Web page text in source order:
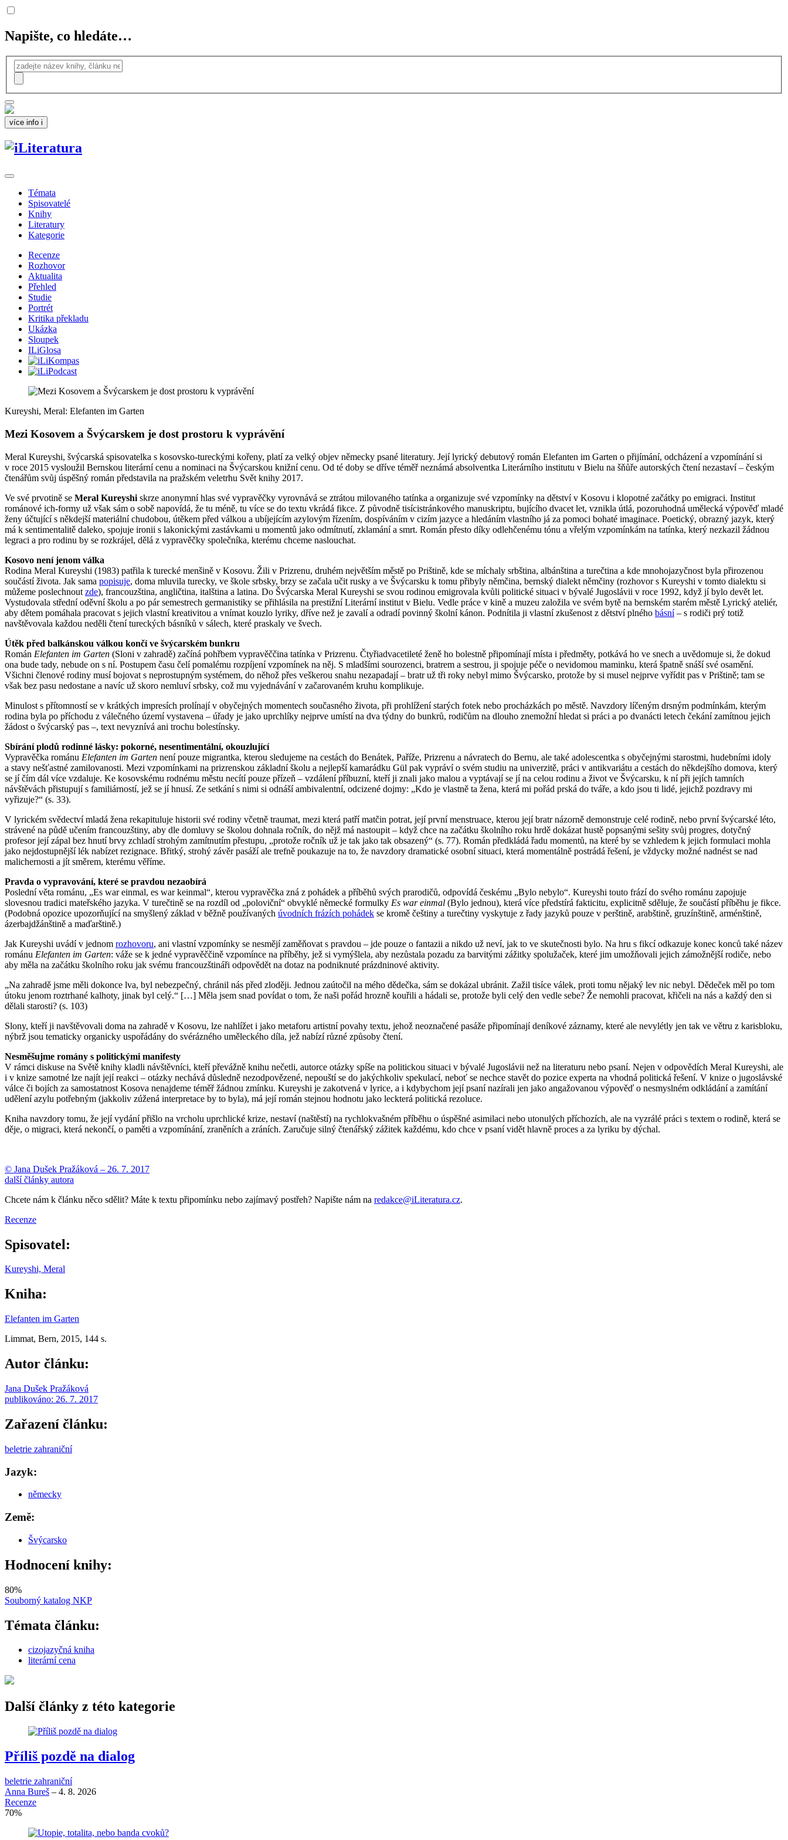
Napište, co hledáte…
více info i
Témata
Spisovatelé
Knihy
Literatury
Kategorie
Recenze
Rozhovor
Aktualita
Přehled
Studie
Portrét
Kritika překladu
Ukázka
Sloupek
ILiGlosa
Kureyshi, Meral: Elefanten im Garten
Mezi Kosovem a Švýcarskem je dost prostoru k vyprávění
Meral Kureyshi, švýcarská spisovatelka s kosovsko-tureckými kořeny, platí za velký objev německy psané literatury. Její lyrický debutový román Elefanten im Garten o přijímání, odcházení a vzpomínání si
v roce 2015 vysloužil Bernskou literární cenu a nominaci na Švýcarskou knižní cenu. Od té doby se dříve téměř neznámá absolventka Literárního institutu v Bielu na šňůře autorských čtení nezastaví – českým
čtenářům svůj úspěšný román představila na pražském veletrhu Svět knihy 2017.
Ve své prvotině se Meral Kureyshi skrze anonymní hlas své vypravěčky vyrovnává se ztrátou milovaného tatínka a organizuje své vzpomínky na dětství v Kosovu i klopotné začátky po emigraci. Institut
románové ich-formy už však sám o sobě napovídá, že tu méně, tu více se do textu vkrádá fikce. Z původně tisícistránkového manuskriptu, bujícího dvacet let, vznikla útlá, pozoruhodná umělecká výpověď mladé
ženy účtující s někdejší materiální chudobou, útěkem před válkou a ubíjejícím azylovým řízením, dospíváním v cizím jazyce a hledáním vlastního já za pomoci bohaté imaginace. Poetický, obrazný jazyk, který
má k sentimentalitě daleko, spojuje ironii s lakonickými zastávkami u momentů jako odmítnutí, zklamání a smrt. Román přesto díky odlehčenému tónu a vřelým vzpomínkám na tatínka, který nezkazil žádnou
legraci a pro rodinu by se rozkrájel, dělá z vypravěčky společníka, kterému chceme naslouchat.
Kosovo není jenom válka
Rodina Meral Kureyshi (1983) patřila k turecké menšině v Kosovu. Žili v Prizrenu, druhém největším městě po Prištině, kde se míchaly srbština, albánština a turečtina a kde mnohojazyčnost byla přirozenou
součástí života. Jak sama popisuje, doma mluvila turecky, ve škole srbsky, brzy se začala učit rusky a ve Švýcarsku k tomu přibyly němčina, bernský dialekt němčiny (rozhovor s Kureyshi v tomto dialektu si
můžeme poslechnout zde), francouzština, angličtina, italština a latina. Do Švýcarska Meral Kureyshi se svou rodinou emigrovala kvůli politické situaci v bývalé Jugoslávii v roce 1992, když jí bylo devět let.
Vystudovala střední oděvní školu a po pár semestrech germanistiky se přihlásila na prestižní Literární institut v Bielu. Vedle práce v kině a muzeu založila ve svém bytě na bernském starém městě Lyrický ateliér,
aby dětem pomáhala pracovat s jejich vlastní kreativitou a vnímat kouzlo lyriky, dříve než je zavalí a odradí povinný školní kánon. Podnítila ji vlastní zkušenost z dětství plného básní– s rodiči prý totiž
navštěvovala každou neděli čtení tureckých básníků v sálech, které praskaly ve švech.
Útěk před balkánskou válkou končí ve švýcarském bunkru
Román Elefanten im Garten (Sloni v zahradě) začíná pohřbem vypravěččina tatínka v Prizrenu. Čtyřiadvacetileté ženě ho bolestně připomínají místa i předměty, potkává ho ve snech a uvědomuje si, že dokud
ona bude tady, nebude on s ní. Postupem času čelí pomalému rozpíjení vzpomínek na něj. S mladšími sourozenci, bratrem a sestrou, ji spojuje péče o nevidomou maminku, která špatně snáší své osamění.
Všichni členové rodiny musí bojovat s neprostupným systémem, do něhož přes veškerou snahu nezapadají – bratr už tři roky nebyl mimo Švýcarsko, protože by si musel nejprve vyřídit pas v Prištině; tam se
však bez pasu nedostane a navíc už skoro nemluví srbsky, což mu vyjednávání v začarovaném kruhu komplikuje.
Minulost s přítomností se v krátkých impresích prolínají v obyčejných momentech současného života, při prohlížení starých fotek nebo procházkách po městě. Navzdory líčeným drsným podmínkám, kterým
rodina byla po příchodu z válečného území vystavena – úřady je jako uprchlíky nejprve umístí na dva týdny do bunkrů, rodičům na dlouho znemožní hledat si práci a po dvanácti letech čekání zamítnou jejich
žádost o švýcarský pas –, text nevyznívá ani trochu bolestínsky.
Sbírání plodů rodinné lásky: pokorné, nesentimentální, okouzlující
Vypravěčka románu Elefanten im Garten není pouze migrantka, kterou sledujeme na cestách do Benátek, Paříže, Prizrenu a návratech do Bernu, ale také adolescentka s obyčejnými starostmi, hudebními idoly
a stavy nešťastné zamilovanosti. Mezi vzpomínkami na prizrenskou základní školu a nejlepší kamarádku Gül pak vypráví o svém studiu na univerzitě, práci v antikvariátu a cestách do někdejšího domova, který
se jí čím dál více vzdaluje. Ke kosovskému rodnému městu necítí pouze přízeň – vzdálení příbuzní, kteří ji znali jako malou a vyptávají se jí na celou rodinu a život ve Švýcarsku, k ní při jejích tamních
návštěvách přistupují s familiárností, jež se jí hnusí. Ze setkání s nimi si odnáší ambivalentní, odcizené dojmy: „Kdo je vlastně ta žena, která mi pořád prská do tváře, a kdo jsou ti lidé, jejichž pozdravy mi
vyřizuje?“ (s. 33).
V lyrickém svědectví mladá žena rekapituluje historii své rodiny včetně traumat, mezi která patří matčin potrat, její první menstruace, kterou její bratr názorně demonstruje celé rodině, nebo první švýcarské léto,
strávené na půdě učením francouzštiny, aby dle domluvy se školou dohnala ročník, do nějž má nastoupit – když chce na začátku školního roku hrdě dokázat hustě popsanými sešity svůj progres, dotyčný
profesor její zápal bez hnutí brvy zchladí strohým zamítnutím přestupu, „protože ročník už je tak jako tak obsazený“ (s. 77). Román předkládá řadu momentů, na které by se vzhledem k jejich formulaci mohla
jako nejdostupnější lék nabízet rezignace. Břitký, strohý závěr pasáží ale trefně poukazuje na to, že navzdory dramatické osobní situaci, která momentálně postrádá řešení, je vždycky možné nadnést se nad
malichernosti a jít směrem, kterému věříme.
Pravda o vypravování, které se pravdou nezaobírá
Poslední věta románu, „Es war einmal, es war keinmal“, kterou vypravěčka zná z pohádek a příběhů svých prarodičů, odpovídá českému „Bylo nebylo“. Kureyshi touto frází do svého románu zapojuje
slovesnou tradici mateřského jazyka. V turečtině se na rozdíl od „poloviční“ obvyklé německé formulky Es war einmal (Bylo jednou), která více předstírá fakticitu, explicitně sděluje, že součástí příběhu je fikce.
(Podobná opozice upozorňující na smyšlený základ v běžně používaných úvodních frázích pohádek se kromě češtiny a turečtiny vyskytuje z řady jazyků pouze v perštině, arabštině, gruzínštině, arménštině,
ázerbajdžánštině a maďarštině.)
Jak Kureyshi uvádí v jednom rozhovoru, ani vlastní vzpomínky se nesmějí zaměňovat s pravdou – jde pouze o fantazii a nikdo už neví, jak to ve skutečnosti bylo. Na hru s fikcí odkazuje konec konců také název
románu Elefanten im Garten: váže se k jedné vypravěččině vzpomínce na příběhy, jež si vymýšlela, aby nezůstala pozadu za barvitými zážitky spolužaček, které jim umožňovali jejich zámožnější rodiče, nebo
aby měla na začátku školního roku jak svému francouzštináři odpovědět na dotaz na podniknuté prázdninové aktivity.
„Na zahradě jsme měli dokonce lva, byl nebezpečný, chránil nás před zloději. Jednou zaútočil na mého dědečka, sám se dokázal ubránit. Zažil tisíce válek, proti tomu nějaký lev nic nebyl. Dědeček měl po tom
útoku jenom roztrhané kalhoty, jinak byl celý.“ […] Měla jsem snad povídat o tom, že naši pořád hrozně kouřili a hádali se, protože byli celý den vedle sebe? Že nemohli pracovat, křičeli na nás a každý den si
dělali starosti? (s. 103)
Slony, kteří ji navštěvovali doma na zahradě v Kosovu, lze nahlížet i jako metaforu artistní povahy textu, jehož neoznačené pasáže připomínají deníkové záznamy, které ale nevylétly jen tak ve větru z karisbloku,
nýbrž jsou tematicky organicky uspořádány do svérázného uměleckého díla, jež nabízí různé způsoby čtení.
Nesměšujme romány s politickými manifesty
V rámci diskuse na Světě knihy kladli návštěvníci, kteří převážně knihu nečetli, autorce otázky spíše na politickou situaci v bývalé Jugoslávii než na literaturu nebo psaní. Nejen v odpovědích Meral Kureyshi, ale
i v knize samotné lze najít její reakci – otázky nechává důsledně nezodpovězené, nepouští se do jakýchkoliv spekulací, neboť se nechce stavět do pozice experta na vhodná politická řešení. V knize o jugoslávské
válce či bojích za samostatnost Kosova nenajdeme téměř žádnou zmínku. Kureyshi je zakotvená v lyrice, a i kdybychom její psaní nazírali jen jako angažovanou výpověď o nesmyslném odkládání a zamítání
udělení azylu potřebným (jakkoliv zúžená interpretace by to byla), má její román stejnou hodnotu jako leckterá politická rezoluce.
Kniha navzdory tomu, že její vydání přišlo na vrcholu uprchlické krize, nestaví (naštěstí) na rychlokvašném příběhu o úspěšné asimilaci nebo utonulých příchozích, ale na vyzrálé práci s textem o rodině, která se
děje, o migraci, která nekončí, o paměti a vzpomínání, zraněních a zráních. Zaručuje silný čtenářský zážitek každému, kdo chce v psaní vidět hlavně proces a za lyriku by dýchal.
© Jana Dušek Pražáková – 26. 7. 2017
další články autora
Chcete nám k článku něco sdělit? Máte k textu připomínku nebo zajímavý postřeh? Napište nám na redakce@iLiteratura.cz.
Recenze
Spisovatel:
Kureyshi, Meral
Kniha:
Elefanten im Garten
Limmat, Bern, 2015, 144 s.
Autor článku:
Jana Dušek Pražáková
publikováno: 26. 7. 2017
Zařazení článku:
beletrie zahraniční
Jazyk:
německy
Země:
Švýcarsko
Hodnocení knihy:
80%
Souborný katalog NKP
Témata článku:
cizojazyčná kniha
literární cena
Další články z této kategorie
Příliš pozdě na dialog
beletrie zahraniční
Anna Bureš – 4. 8. 2026
Recenze
70%